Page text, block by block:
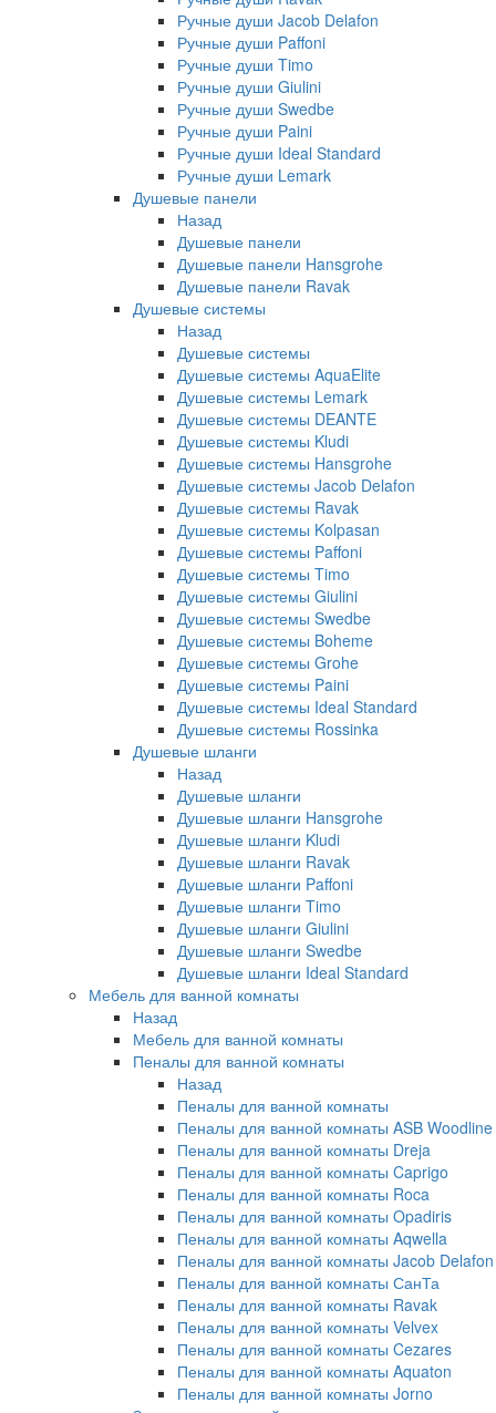
Ручные души Jacob Delafon
Ручные души Paffoni
Ручные души Timo
Ручные души Giulini
Ручные души Swedbe
Ручные души Paini
Ручные души Ideal Standard
Ручные души Lemark
Душевые панели
Назад
Душевые панели
Душевые панели Hansgrohe
Душевые панели Ravak
Душевые системы
Назад
Душевые системы
Душевые системы AquaElite
Душевые системы Lemark
Душевые системы DEANTE
Душевые системы Kludi
Душевые системы Hansgrohe
Душевые системы Jacob Delafon
Душевые системы Ravak
Душевые системы Kolpasan
Душевые системы Paffoni
Душевые системы Timo
Душевые системы Giulini
Душевые системы Swedbe
Душевые системы Boheme
Душевые системы Grohe
Душевые системы Paini
Душевые системы Ideal Standard
Душевые системы Rossinka
Душевые шланги
Назад
Душевые шланги
Душевые шланги Hansgrohe
Душевые шланги Kludi
Душевые шланги Ravak
Душевые шланги Paffoni
Душевые шланги Timo
Душевые шланги Giulini
Душевые шланги Swedbe
Душевые шланги Ideal Standard
Мебель для ванной комнаты
Назад
Мебель для ванной комнаты
Пеналы для ванной комнаты
Назад
Пеналы для ванной комнаты
Пеналы для ванной комнаты ASB Woodline
Пеналы для ванной комнаты Dreja
Пеналы для ванной комнаты Caprigo
Пеналы для ванной комнаты Roca
Пеналы для ванной комнаты Opadiris
Пеналы для ванной комнаты Aqwella
Пеналы для ванной комнаты Jacob Delafon
Пеналы для ванной комнаты СанТа
Пеналы для ванной комнаты Ravak
Пеналы для ванной комнаты Velvex
Пеналы для ванной комнаты Cezares
Пеналы для ванной комнаты Aquaton
Пеналы для ванной комнаты Jorno